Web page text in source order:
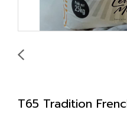
T65 Tradition